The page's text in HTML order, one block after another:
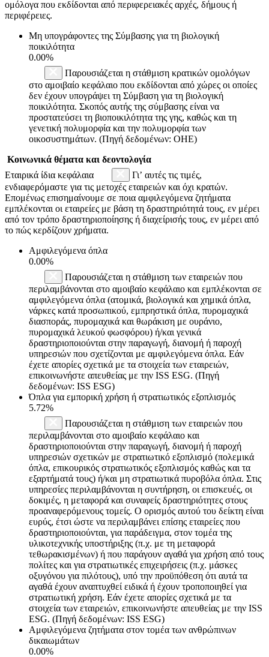
ομόλογα που εκδίδονται από περιφερειακές αρχές, δήμους ή
περιφέρειες.
Μη υπογράφοντες της Σύμβασης για τη βιολογική
ποικιλότητα
0.00%
Παρουσιάζεται η στάθμιση κρατικών ομολόγων
στο αμοιβαίο κεφάλαιο που εκδίδονται από χώρες οι οποίες
δεν έχουν υπογράψει τη Σύμβαση για τη βιολογική
ποικιλότητα. Σκοπός αυτής της σύμβασης είναι να
προστατεύσει τη βιοποικιλότητα της γης, καθώς και τη
γενετική πολυμορφία και την πολυμορφία των
οικοσυστημάτων. (Πηγή δεδομένων: ΟΗΕ)
Κοινωνικά θέματα και δεοντολογία
Εταιρικά ίδια κεφάλαια
Γι’ αυτές τις τιμές,
ενδιαφερόμαστε για τις μετοχές εταιρειών και όχι κρατών.
Επομένως επισημαίνουμε σε ποια αμφιλεγόμενα ζητήματα
εμπλέκονται οι εταιρείες με βάση τη δραστηριότητά τους, εν μέρει
από τον τρόπο δραστηριοποίησης ή διαχείρισής τους, εν μέρει από
το πώς κερδίζουν χρήματα.
Αμφιλεγόμενα όπλα
0.00%
Παρουσιάζεται η στάθμιση των εταιρειών που
περιλαμβάνονται στο αμοιβαίο κεφάλαιο και εμπλέκονται σε
αμφιλεγόμενα όπλα (ατομικά, βιολογικά και χημικά όπλα,
νάρκες κατά προσωπικού, εμπρηστικά όπλα, πυρομαχικά
διασποράς, πυρομαχικά και θωράκιση με ουράνιο,
πυρομαχικά λευκού φωσφόρου) ή/και γενικά
δραστηριοποιούνται στην παραγωγή, διανομή ή παροχή
υπηρεσιών που σχετίζονται με αμφιλεγόμενα όπλα. Εάν
έχετε απορίες σχετικά με τα στοιχεία των εταιρειών,
επικοινωνήστε απευθείας με την ISS ESG. (Πηγή
δεδομένων: ISS ESG)
Όπλα για εμπορική χρήση ή στρατιωτικός εξοπλισμός
5.72%
Παρουσιάζεται η στάθμιση των εταιρειών που
περιλαμβάνονται στο αμοιβαίο κεφάλαιο και
δραστηριοποιούνται στην παραγωγή, διανομή ή παροχή
υπηρεσιών σχετικών με στρατιωτικό εξοπλισμό (πολεμικά
όπλα, επικουρικός στρατιωτικός εξοπλισμός καθώς και τα
εξαρτήματά τους) ή/και μη στρατιωτικά πυροβόλα όπλα. Στις
υπηρεσίες περιλαμβάνονται η συντήρηση, οι επισκευές, οι
δοκιμές, η μεταφορά και συναφείς δραστηριότητες στους
προαναφερόμενους τομείς. Ο ορισμός αυτού του δείκτη είναι
ευρύς, έτσι ώστε να περιλαμβάνει επίσης εταιρείες που
δραστηριοποιούνται, για παράδειγμα, στον τομέα της
υλικοτεχνικής υποστήριξης (π.χ. με τη μεταφορά
τεθωρακισμένων) ή που παράγουν αγαθά για χρήση από τους
πολίτες και για στρατιωτικές επιχειρήσεις (π.χ. μάσκες
οξυγόνου για πιλότους), υπό την προϋπόθεση ότι αυτά τα
αγαθά έχουν αναπτυχθεί ειδικά ή έχουν τροποποιηθεί για
στρατιωτική χρήση. Εάν έχετε απορίες σχετικά με τα
στοιχεία των εταιρειών, επικοινωνήστε απευθείας με την ISS
ESG. (Πηγή δεδομένων: ISS ESG)
Αμφιλεγόμενα ζητήματα στον τομέα των ανθρώπινων
δικαιωμάτων
0.00%